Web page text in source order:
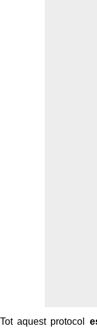
Tot aquest protocol